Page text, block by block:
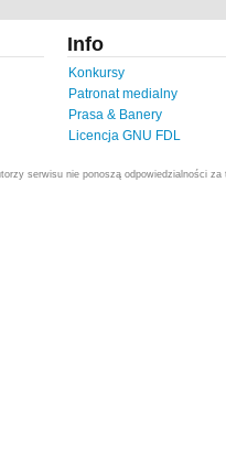
Info
Konkursy
Patronat medialny
Prasa & Banery
Licencja GNU FDL
serwisu nie ponoszą odpowiedzialności